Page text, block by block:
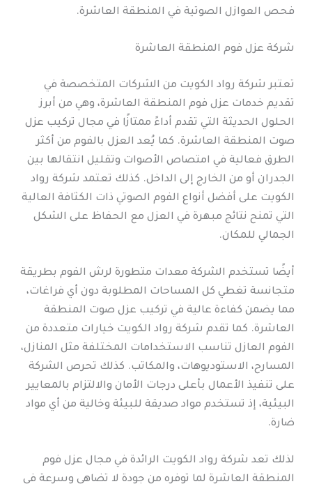
فحص العوازل الصوتية في المنطقة العاشرة.
شركة عزل فوم المنطقة العاشرة
تعتبر شركة رواد الكويت من الشركات المتخصصة في
تقديم خدمات عزل فوم المنطقة العاشرة، وهي من أبرز
الحلول الحديثة التي تقدم أداءً ممتازًا في مجال تركيب عزل
صوت المنطقة العاشرة. كما يُعد العزل بالفوم من أكثر
الطرق فعالية في امتصاص الأصوات وتقليل انتقالها بين
الجدران أو من الخارج إلى الداخل. كذلك تعتمد شركة رواد
الكويت على أفضل أنواع الفوم الصوتي ذات الكثافة العالية
التي تمنح نتائج مبهرة في العزل مع الحفاظ على الشكل
الجمالي للمكان.
أيضًا تستخدم الشركة معدات متطورة لرش الفوم بطريقة
متجانسة تغطي كل المساحات المطلوبة دون أي فراغات،
مما يضمن كفاءة عالية في تركيب عزل صوت المنطقة
العاشرة. كما تقدم شركة رواد الكويت خيارات متعددة من
الفوم العازل تناسب الاستخدامات المختلفة مثل المنازل،
المسارح، الاستوديوهات، والمكاتب. كذلك تحرص الشركة
على تنفيذ الأعمال بأعلى درجات الأمان والالتزام بالمعايير
البيئية، إذ تستخدم مواد صديقة للبيئة وخالية من أي مواد
ضارة.
لذلك تعد شركة رواد الكويت الرائدة في مجال عزل فوم
المنطقة العاشرة لما توفره من جودة لا تضاهى وسرعة في